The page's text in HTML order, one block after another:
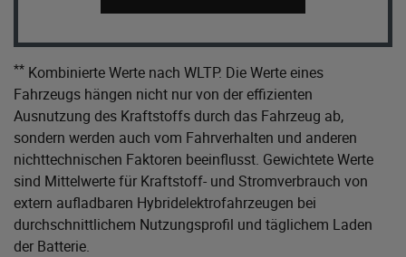
** Kombinierte Werte nach WLTP. Die Werte eines
Fahrzeugs hängen nicht nur von der effizienten
Ausnutzung des Kraftstoffs durch das Fahrzeug ab,
sondern werden auch vom Fahrverhalten und anderen
nichttechnischen Faktoren beeinflusst. Gewichtete Werte
sind Mittelwerte für Kraftstoff- und Stromverbrauch von
extern aufladbaren Hybridelektrofahrzeugen bei
durchschnittlichem Nutzungsprofil und täglichem Laden
der Batterie.